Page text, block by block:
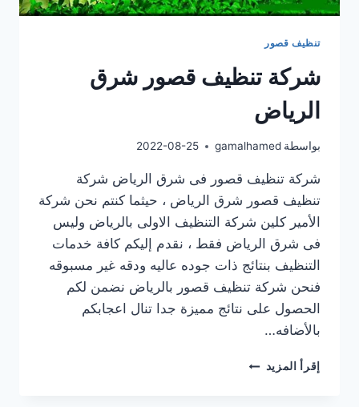
تنظيف قصور
شركة تنظيف قصور شرق
الرياض
بواسطة gamalhamed
2022-08-25
شركة تنظيف قصور فى شرق الرياض شركة
تنظيف قصور شرق الرياض ، حيثما كنتم نحن شركة
الأمير كلين شركة التنظيف الاولى بالرياض وليس
فى شرق الرياض فقط ، نقدم إليكم كافة خدمات
التنظيف بنتائج ذات جوده عاليه ودقه غير مسبوقه
فنحن شركة تنظيف قصور بالرياض نضمن لكم
الحصول على نتائج مميزة جدا تنال اعجابكم
بالأضافه…
إقرأ المزيد شركة